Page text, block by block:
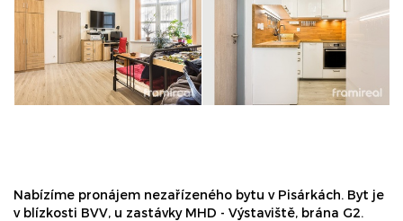
Nabízíme pronájem nezařízeného bytu v Pisárkách. Byt je
v blízkosti BVV, u zastávky MHD - Výstaviště, brána G2.